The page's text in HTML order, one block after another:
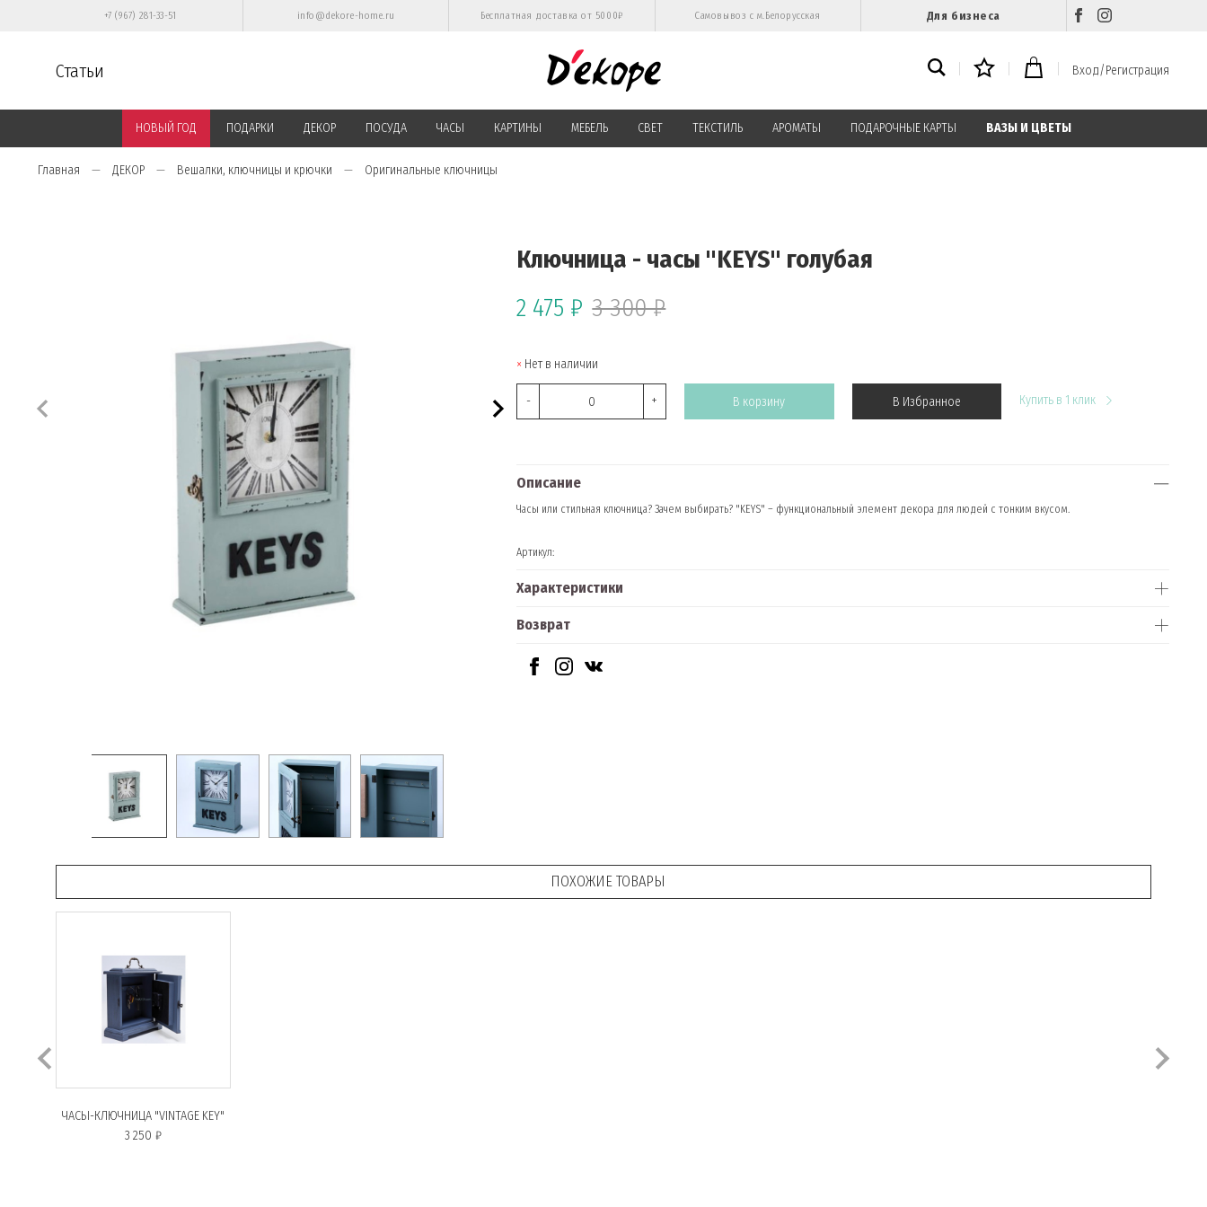
+7 (967) 281-33-51 info@dekore-home.ru Бесплатная доставка от 5000₽ Самовывоз с м.Белорусская Для бизнеса
Статьи Вход/Регистрация
НОВЫЙ ГОД ПОДАРКИ ДЕКОР ПОСУДА ЧАСЫ КАРТИНЫ МЕБЕЛЬ СВЕТ ТЕКСТИЛЬ АРОМАТЫ ПОДАРОЧНЫЕ КАРТЫ ВАЗЫ И ЦВЕТЫ
Главная ДЕКОР Вешалки, ключницы и крючки Оригинальные ключницы
Ключница - часы "KEYS" голубая
2 475 ₽ 3 300 ₽
Нет в наличии
- + В корзину В Избранное Купить в 1 клик
Описание
Часы или стильная ключница? Зачем выбирать? "KEYS" – функциональный элемент декора для людей с тонким вкусом.
Артикул:
Характеристики
Возврат
ПОХОЖИЕ ТОВАРЫ
ЧАСЫ-КЛЮЧНИЦА "VINTAGE KEY"
3 250 ₽